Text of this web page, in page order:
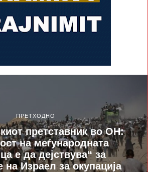
ПРЕТХОДНО
претставник во ОН:
на меѓународната
е да дејствува“ за
на Израел за окупација